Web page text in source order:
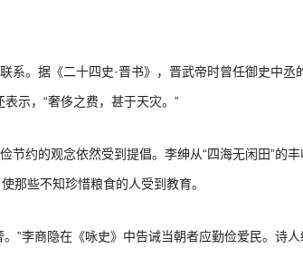
系。据《二十四史·晋书》，晋武帝时曾任御史中
示，“奢侈之费，甚于天灾。”
节约的观念依然受到提倡。李绅从“四海无闲田”的
那些不知珍惜粮食的人受到教育。
。”李商隐在《咏史》中告诫当朝者应勤俭爱民。